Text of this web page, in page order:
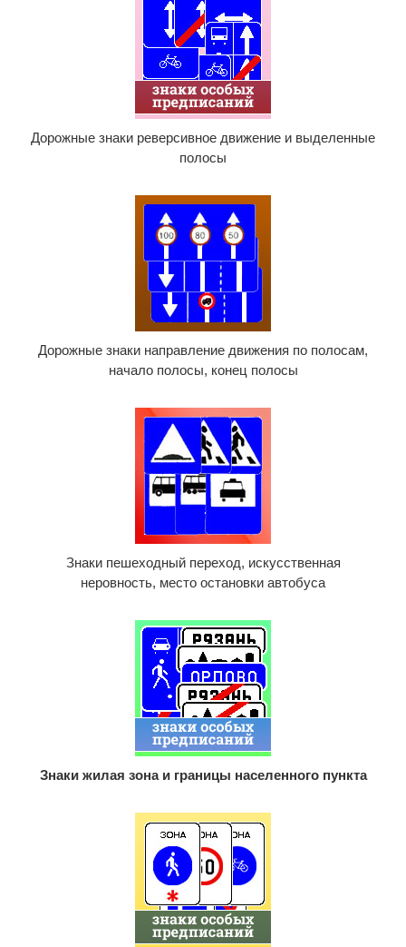
Дорожные знаки реверсивное движение и выделенные
полосы
Дорожные знаки направление движения по полосам,
начало полосы, конец полосы
Знаки пешеходный переход, искусственная
неровность, место остановки автобуса
Знаки жилая зона и границы населенного пункта